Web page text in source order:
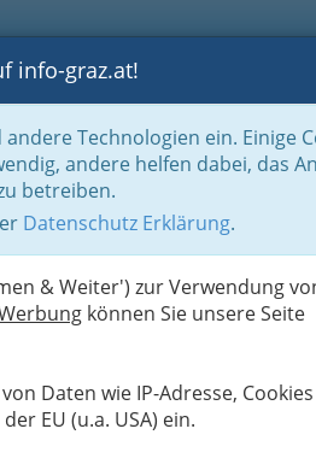
GASTRONOMIE BRANCHEN
info-graz.at!
Technologien ein. Einige
andere helfen dabei, das
betreiben.
Datenschutz Erklärung.
& Weiter') zur Verwendung
können Sie unsere Seite
Daten wie IP-Adresse,
EU (u.a. USA) ein.